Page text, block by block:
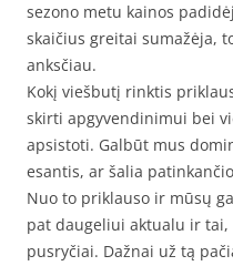
sezono metu kainos
skaičius greitai sumažėja,
anksčiau.
Kokį viešbutį rinktis
skirti apgyvendinimui bei
apsistoti. Galbūt mus
esantis, ar šalia
Nuo to priklauso ir mūsų
pat daugeliui aktualu ir
pusryčiai. Dažnai už tą